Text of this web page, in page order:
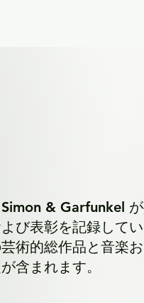
& Garfunkel
び表彰を記録して
術的総作品と音楽
含まれます。